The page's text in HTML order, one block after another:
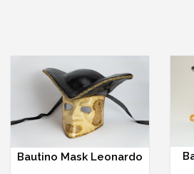
Bautino Mask Leonardo